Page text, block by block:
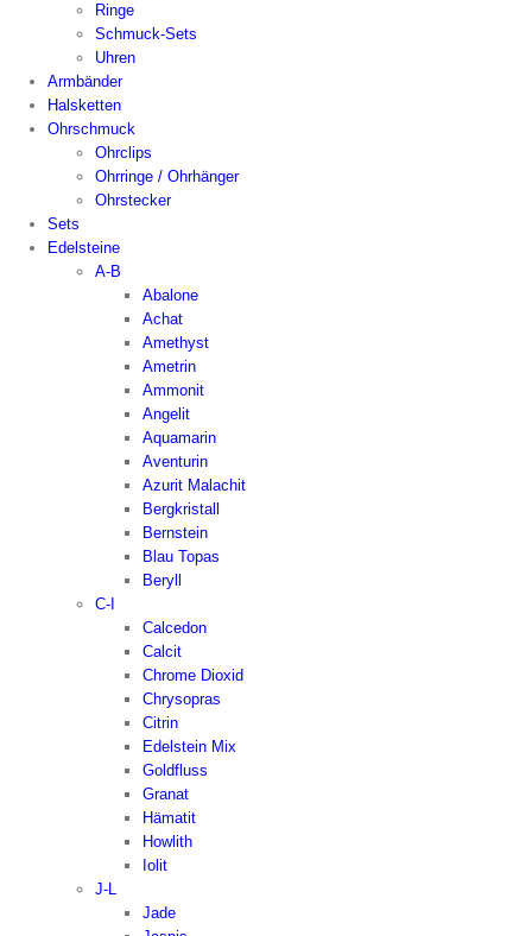
Ringe
Schmuck-Sets
Uhren
Armbänder
Halsketten
Ohrschmuck
Ohrclips
Ohrringe / Ohrhänger
Ohrstecker
Sets
Edelsteine
A-B
Abalone
Achat
Amethyst
Ametrin
Ammonit
Angelit
Aquamarin
Aventurin
Azurit Malachit
Bergkristall
Bernstein
Blau Topas
Beryll
C-I
Calcedon
Calcit
Chrome Dioxid
Chrysopras
Citrin
Edelstein Mix
Goldfluss
Granat
Hämatit
Howlith
Iolit
J-L
Jade